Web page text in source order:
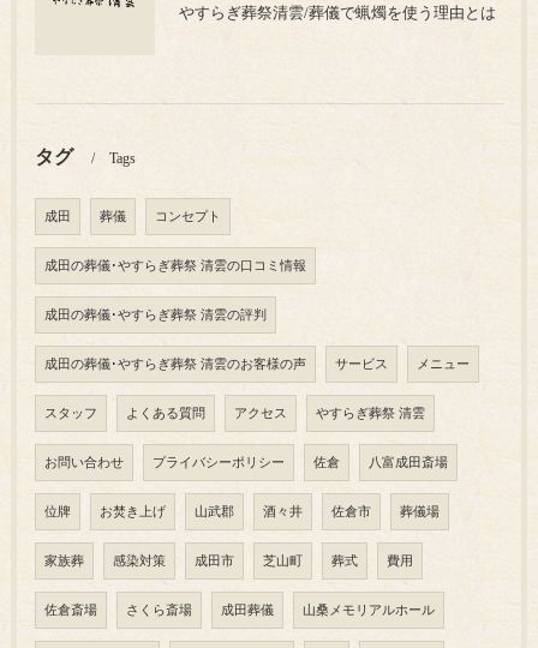
やすらぎ葬祭清雲/葬儀で蝋燭を使う理由とは
タグ Tags
成田 葬儀 コンセプト
成田の葬儀･やすらぎ葬祭 清雲の口コミ情報
成田の葬儀･やすらぎ葬祭 清雲の評判
成田の葬儀･やすらぎ葬祭 清雲のお客様の声 サービス メニュー
スタッフ よくある質問 アクセス やすらぎ葬祭 清雲
お問い合わせ プライバシーポリシー 佐倉 八富成田斎場
位牌 お焚き上げ 山武郡 酒々井 佐倉市 葬儀場
家族葬 感染対策 成田市 芝山町 葬式 費用
佐倉斎場 さくら斎場 成田葬儀 山桑メモリアルホール